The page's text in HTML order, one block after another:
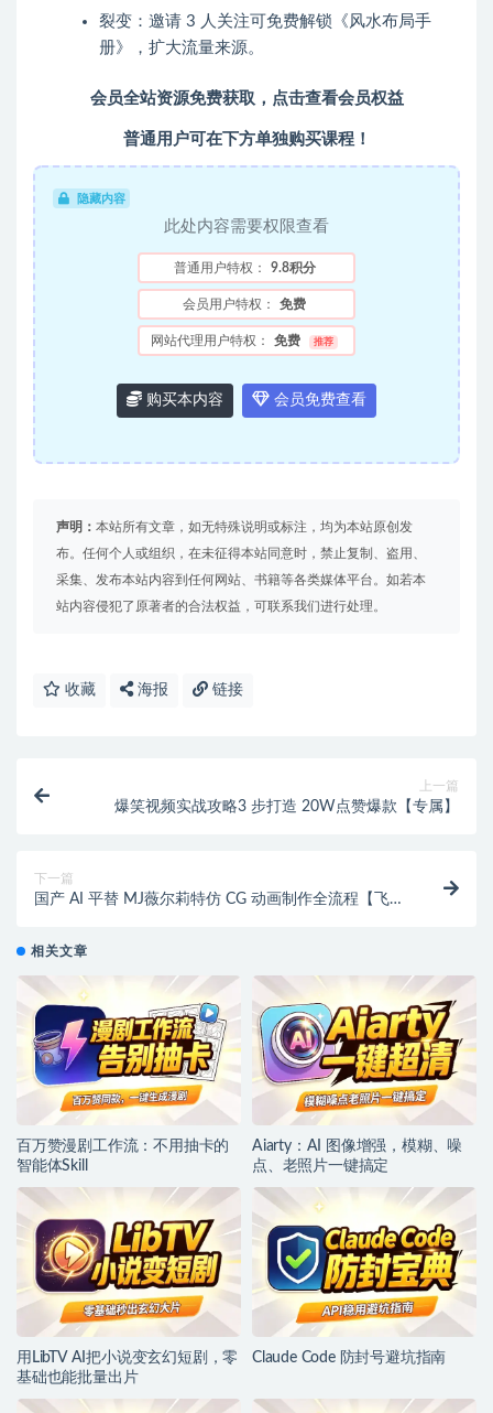
裂变：邀请 3 人关注可免费解锁《风水布局手
册》，扩大流量来源。
会员全站资源免费获取，点击查看会员权益
普通用户可在下方单独购买课程！
隐藏内容
此处内容需要权限查看
普通用户特权： 9.8积分
会员用户特权： 免费
网站代理用户特权： 免费 推荐
购买本内容 会员免费查看
声明： 本站所有文章，如无特殊说明或标注，均为本站原创发
布。任何个人或组织，在未征得本站同意时，禁止复制、盗用、
采集、发布本站内容到任何网站、书籍等各类媒体平台。如若本
站内容侵犯了原著者的合法权益，可联系我们进行处理。
收藏 海报 链接
上一篇
爆笑视频实战攻略3 步打造 20W点赞爆款【专属】
下一篇
国产 AI 平替 MJ薇尔莉特仿 CG 动画制作全流程【飞书
相关文章
百万赞漫剧工作流：不用抽卡的
智能体Skill
Aiarty：AI 图像增强，模糊、噪
点、老照片一键搞定
用LibTV AI把小说变玄幻短剧，零
基础也能批量出片
Claude Code 防封号避坑指南